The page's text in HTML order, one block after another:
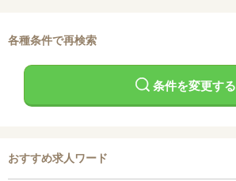
各種条件で再検索
条件を変更する
おすすめ求人ワード